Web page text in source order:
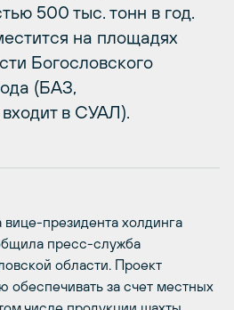
500 тыс. тонн в год.
на площадях
Богословского
(БАЗ,
в СУАЛ).
президента холдинга
пресс-служба
области. Проект
обеспечивать за счет местных